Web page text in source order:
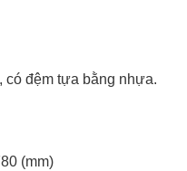
có đệm tựa bằng nhựa.
(mm)